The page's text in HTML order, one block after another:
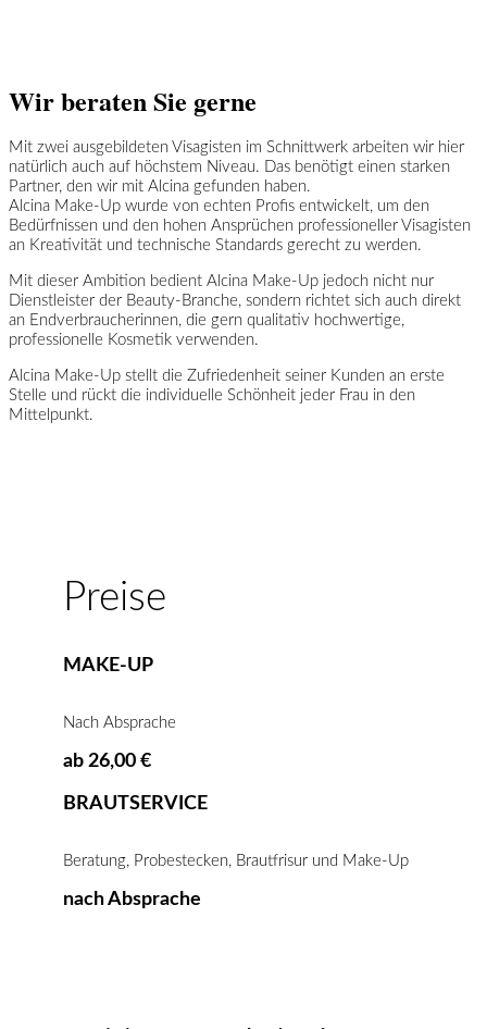
Wir beraten Sie gerne
Mit zwei ausgebildeten Visagisten im Schnittwerk arbeiten wir hier
natürlich auch auf höchstem Niveau. Das benötigt einen starken
Partner, den wir mit Alcina gefunden haben.
Alcina Make-Up wurde von echten Profis entwickelt, um den
Bedürfnissen und den hohen Ansprüchen professioneller Visagisten
an Kreativität und technische Standards gerecht zu werden.
Mit dieser Ambition bedient Alcina Make-Up jedoch nicht nur
Dienstleister der Beauty-Branche, sondern richtet sich auch direkt
an Endverbraucherinnen, die gern qualitativ hochwertige,
professionelle Kosmetik verwenden.
Alcina Make-Up stellt die Zufriedenheit seiner Kunden an erste
Stelle und rückt die individuelle Schönheit jeder Frau in den
Mittelpunkt.
Preise
MAKE-UP
Nach Absprache
ab 26,00 €
BRAUTSERVICE
Beratung, Probestecken, Brautfrisur und Make-Up
nach Absprache